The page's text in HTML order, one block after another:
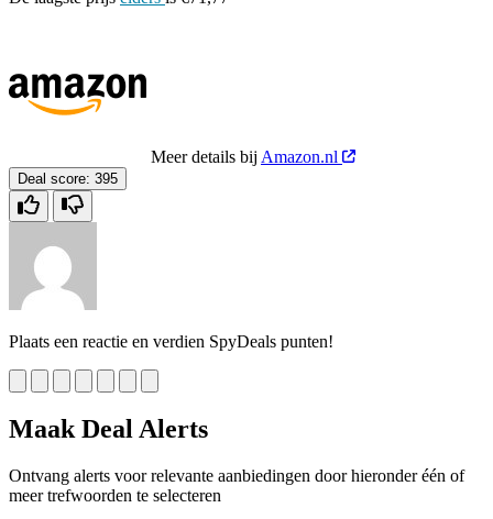
Meer details bij Amazon.nl
Deal score: 395
Plaats een reactie en verdien SpyDeals punten!
Maak Deal Alerts
Ontvang alerts voor relevante aanbiedingen door hieronder één of
meer trefwoorden te selecteren